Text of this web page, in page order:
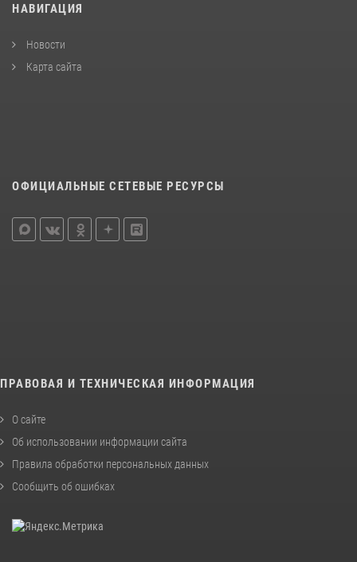
НАВИГАЦИЯ
Новости
Карта сайта
ОФИЦИАЛЬНЫЕ СЕТЕВЫЕ РЕСУРСЫ
ПРАВОВАЯ И ТЕХНИЧЕСКАЯ ИНФОРМАЦИЯ
О сайте
Об использовании информации сайта
Правила обработки персональных данных
Сообщить об ошибках